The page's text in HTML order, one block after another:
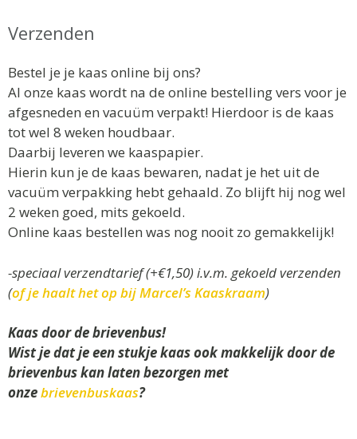
Verzenden
Bestel je je kaas online bij ons?
Al onze kaas wordt na de online bestelling vers voor je
afgesneden en vacuüm verpakt! Hierdoor is de kaas
tot wel 8 weken houdbaar.
Daarbij leveren we kaaspapier.
Hierin kun je de kaas bewaren, nadat je het uit de
vacuüm verpakking hebt gehaald. Zo blijft hij nog wel
2 weken goed, mits gekoeld.
Online kaas bestellen was nog nooit zo gemakkelijk!
-speciaal verzendtarief (+€1,50) i.v.m. gekoeld verzenden
(of je haalt het op bij Marcel’s Kaaskraam)
Kaas door de brievenbus!
Wist je dat je een stukje kaas ook makkelijk door de
brievenbus kan laten bezorgen met
onzebrievenbuskaas?